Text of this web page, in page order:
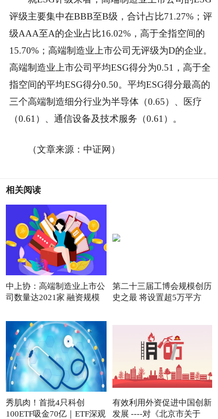
评级主要集中在BBB至B级，合计占比71.27%；评
级AAA至A的企业占比16.02%，高于全指空间的
15.70%；高端制造业上市公司无评级为D的企业。
高端制造业上市公司平均ESG得分为0.51，高于全
指空间的平均ESG得分0.50。平均ESG得分最高的
三个高端制造细分行业为半导体（0.65）、医疗
（0.61）、通信设备及技术服务（0.61）。
（文章来源：中证网）
相关阅读
中上协：高端制造业上市公
司数量达2021家 融资规模
第二十三届工博会规模创历
史之最 将设置超5万平方
秀肌肉！首批4只科创
100ETF吸金70亿｜ETF深观
有效利用外资促进中国创新
发展 ----对《北京市关于